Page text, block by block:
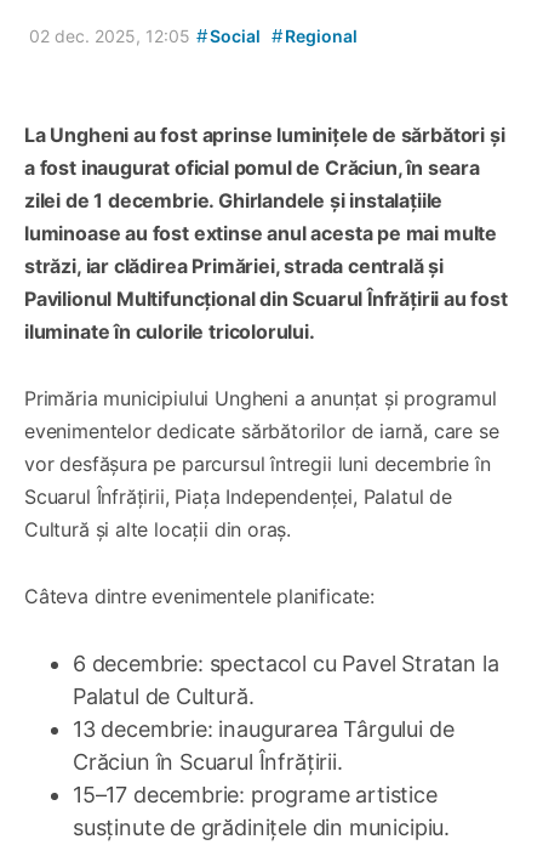
02 dec. 2025, 12:05 #Social #Regional
La Ungheni au fost aprinse luminițele de sărbători și
a fost inaugurat oficial pomul de Crăciun, în seara
zilei de 1 decembrie. Ghirlandele și instalațiile
luminoase au fost extinse anul acesta pe mai multe
străzi, iar clădirea Primăriei, strada centrală și
Pavilionul Multifuncțional din Scuarul Înfrățirii au fost
iluminate în culorile tricolorului.
Primăria municipiului Ungheni a anunțat și programul
evenimentelor dedicate sărbătorilor de iarnă, care se
vor desfășura pe parcursul întregii luni decembrie în
Scuarul Înfrățirii, Piața Independenței, Palatul de
Cultură și alte locații din oraș.
Câteva dintre evenimentele planificate:
6 decembrie: spectacol cu Pavel Stratan la
Palatul de Cultură.
13 decembrie: inaugurarea Târgului de
Crăciun în Scuarul Înfrățirii.
15–17 decembrie: programe artistice
susținute de grădinițele din municipiu.